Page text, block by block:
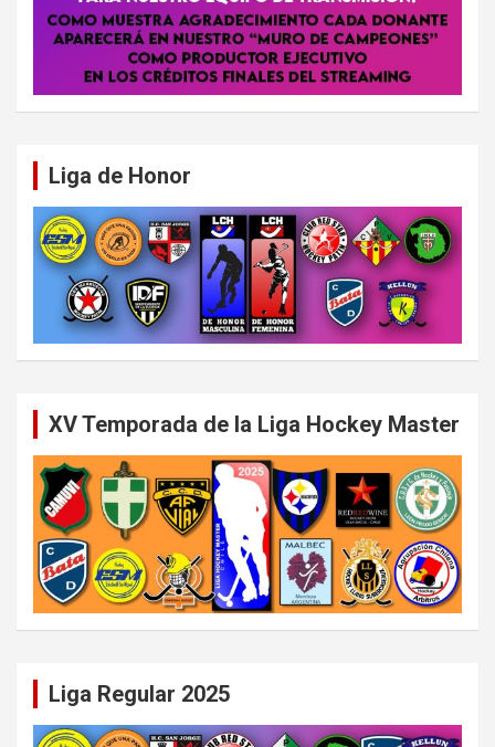
Liga de Honor
XV Temporada de la Liga Hockey Master
Liga Regular 2025